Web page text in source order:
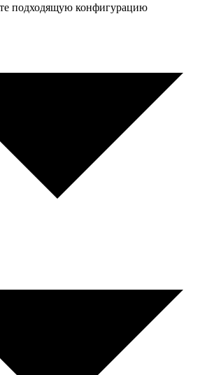
подходящую конфигурацию